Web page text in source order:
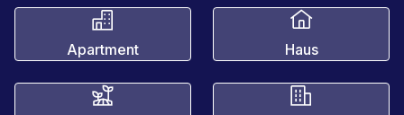
Apartment Haus